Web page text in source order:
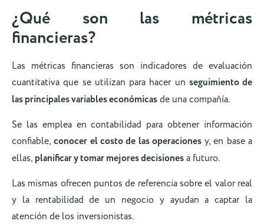
¿Qué son las métricas
financieras?
Las métricas financieras son indicadores de evaluación
cuantitativa que se utilizan para hacer un seguimiento de
las principales variables económicasde una compañía.
Se las emplea en contabilidad para obtener información
confiable,conocer el costo de las operacionesy, en base a
ellas, planificar y tomar mejores decisionesa futuro.
Las mismas ofrecen puntos de referencia sobre el valor real
y la rentabilidad de un negocio y ayudan a captar la
atención de los inversionistas.